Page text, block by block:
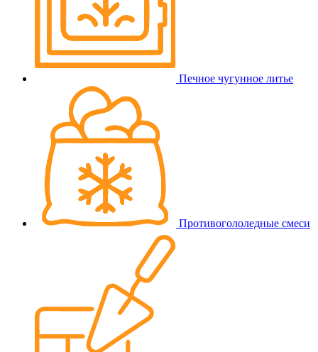
Печное чугунное литье
Противогололедные смеси